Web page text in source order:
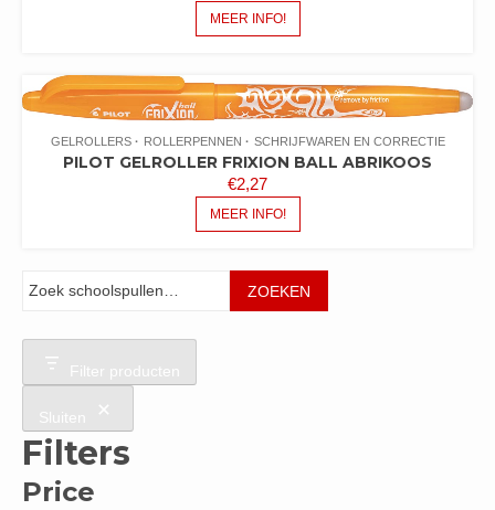
MEER INFO!
GELROLLERS ROLLERPENNEN SCHRIJFWAREN EN CORRECTIE
PILOT GELROLLER FRIXION BALL ABRIKOOS
€2,27
MEER INFO!
Zoeken
ZOEKEN
Filter producten
Sluiten
Filters
Price